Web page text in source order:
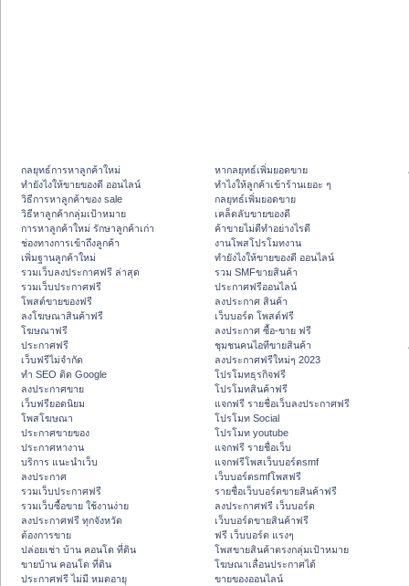
กลยุทธ์การหาลูกค้าใหม่
ทํายังไงให้ขายของดี ออนไลน์
วิธีการหาลูกค้าของ sale
วิธีหาลูกค้ากลุ่มเป้าหมาย
การหาลูกค้าใหม่ รักษาลูกค้าเก่า
ช่องทางการเข้าถึงลูกค้า
เพิ่มฐานลูกค้าใหม่
รวมเว็บลงประกาศฟรี ล่าสุด
รวมเว็บประกาศฟรี
โพสต์ขายของฟรี
ลงโฆษณาสินค้าฟรี
โฆษณาฟรี
ประกาศฟรี
เว็บฟรีไม่จำกัด
ทำ SEO ติด Google
ลงประกาศขาย
เว็บฟรียอดนิยม
โพสโฆษณา
ประกาศขายของ
ประกาศหางาน
บริการ แนะนำเว็บ
ลงประกาศ
รวมเว็บประกาศฟรี
รวมเว็บซื้อขาย ใช้งานง่าย
ลงประกาศฟรี ทุกจังหวัด
ต้องการขาย
ปล่อยเช่า บ้าน คอนโด ที่ดิน
ขายบ้าน คอนโด ที่ดิน
ประกาศฟรี ไม่มี หมดอายุ
หากลยุทธ์เพิ่มยอดขาย
ทําไงให้ลูกค้าเข้าร้านเยอะ ๆ
กลยุทธ์เพิ่มยอดขาย
เคล็ดลับขายของดี
ค้าขายไม่ดีทำอย่างไรดี
งานโพสโปรโมทงาน
ทํายังไงให้ขายของดี ออนไลน์
รวม SMFขายสินค้า
ประกาศฟรีออนไลน์
ลงประกาศ สินค้า
เว็บบอร์ด โพสต์ฟรี
ลงประกาศ ซื้อ-ขาย ฟรี
ชุมชนคนไอทีขายสินค้า
ลงประกาศฟรีใหม่ๆ 2023
โปรโมทธุรกิจฟรี
โปรโมทสินค้าฟรี
แจกฟรี รายชื่อเว็บลงประกาศฟรี
โปรโมท Social
โปรโมท youtube
แจกฟรี รายชื่อเว็บ
แจกฟรีโพสเว็บบอร์ดsmf
เว็บบอร์ดsmfโพสฟรี
รายชื่อเว็บบอร์ดขายสินค้าฟรี
ลงประกาศฟรี เว็บบอร์ด
เว็บบอร์ดขายสินค้าฟรี
ฟรี เว็บบอร์ด แรงๆ
โพสขายสินค้าตรงกลุ่มเป้าหมาย
โฆษณาเลื่อนประกาศได้
ขายของออนไลน์